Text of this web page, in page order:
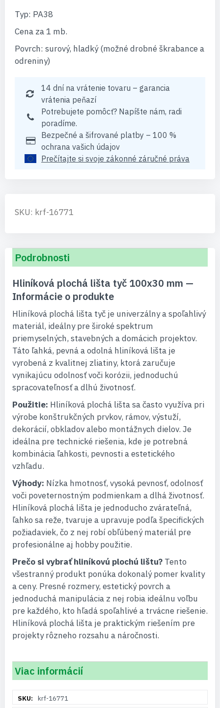
Typ: PA38
Cena za 1 mb.
Povrch: surový, hladký (možné drobné škrabance a
odreniny)
14 dní na vrátenie tovaru – garancia
vrátenia peňazí
Potrebujete pomôcť? Napíšte nám, radi
poradíme.
Bezpečné a šifrované platby – 100 %
ochrana vašich údajov
Prečítajte si svoje zákonné záručné práva
SKU: krf-16771
Podrobnosti
Hliníková plochá lišta tyč 100x30 mm —
Informácie o produkte
Hliníková plochá lišta tyč je univerzálny a spoľahlivý
materiál, ideálny pre široké spektrum
priemyselných, stavebných a domácich projektov.
Táto ľahká, pevná a odolná hliníková lišta je
vyrobená z kvalitnej zliatiny, ktorá zaručuje
vynikajúcu odolnosť voči korózii, jednoduchú
spracovateľnosť a dlhú životnosť.
Použitie: Hliníková plochá lišta sa často využíva pri
výrobe konštrukčných prvkov, rámov, výstuží,
dekorácií, obkladov alebo montážnych dielov. Je
ideálna pre technické riešenia, kde je potrebná
kombinácia ľahkosti, pevnosti a estetického
vzhľadu.
Výhody: Nízka hmotnosť, vysoká pevnosť, odolnosť
voči poveternostným podmienkam a dlhá životnosť.
Hliníková plochá lišta je jednoducho zvárateľná,
ľahko sa reže, tvaruje a upravuje podľa špecifických
požiadaviek, čo z nej robí obľúbený materiál pre
profesionálne aj hobby použitie.
Prečo si vybrať hliníkovú plochú lištu? Tento
všestranný produkt ponúka dokonalý pomer kvality
a ceny. Presné rozmery, estetický povrch a
jednoduchá manipulácia z nej robia ideálnu voľbu
pre každého, kto hľadá spoľahlivé a trvácne riešenie.
Hliníková plochá lišta je praktickým riešením pre
projekty rôzneho rozsahu a náročnosti.
Viac informácií
informáciíkrf-16771